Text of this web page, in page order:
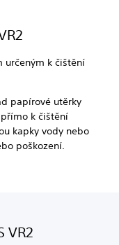
určeným k čištění
papírové utěrky
k čištění
kapky vody nebo
poškození.
VR2